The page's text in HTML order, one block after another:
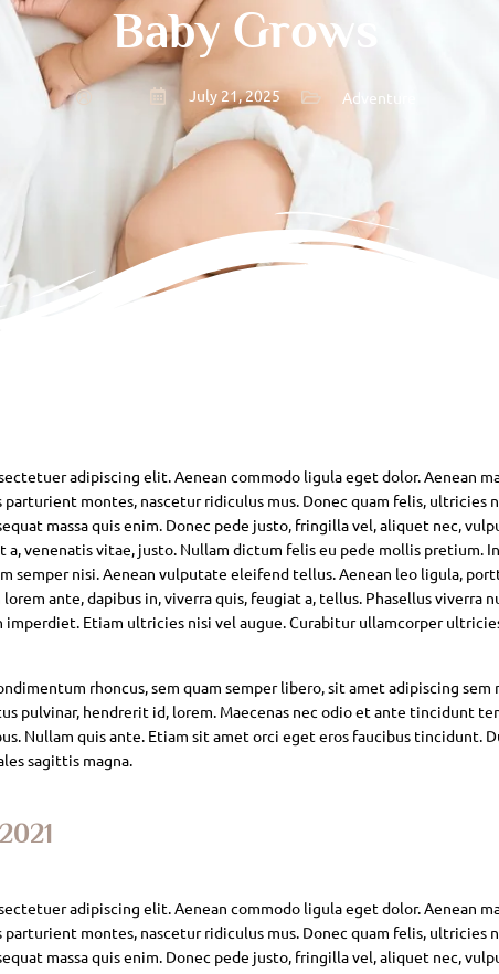
Baby Grows
July 21, 2025 Adventure
adipiscing elit. Aenean commodo ligula eget dolor. Aenean
montes, nascetur ridiculus mus. Donec quam felis, ultricies
massa quis enim. Donec pede justo, fringilla vel, aliquet nec,
a, venenatis vitae, justo. Nullam dictum felis eu pede mollis pretium.
semper nisi. Aenean vulputate eleifend tellus. Aenean leo ligula,
ante, dapibus in, viverra quis, feugiat a, tellus. Phasellus viverra
imperdiet. Etiam ultricies nisi vel augue. Curabitur ullamcorper
rhoncus, sem quam semper libero, sit amet adipiscing sem
pulvinar, hendrerit id, lorem. Maecenas nec odio et ante tincidunt
Nullam quis ante. Etiam sit amet orci eget eros faucibus tincidunt.
sagittis magna.
adipiscing elit. Aenean commodo ligula eget dolor. Aenean
montes, nascetur ridiculus mus. Donec quam felis, ultricies
massa quis enim. Donec pede justo, fringilla vel, aliquet nec,